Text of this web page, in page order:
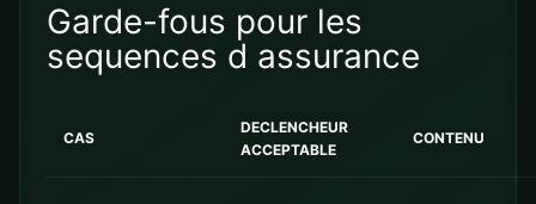
Garde-fous pour les
sequences d assurance
CAS
DECLENCHEUR
ACCEPTABLE
CONTENU